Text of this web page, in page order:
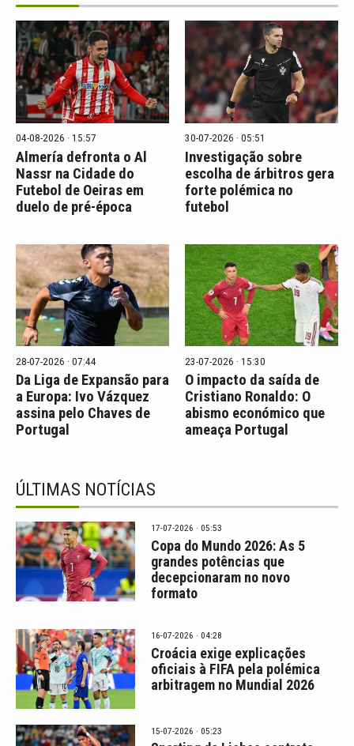
04-08-2026 · 15:57
Almería defronta o Al
Nassr na Cidade do
Futebol de Oeiras em
duelo de pré-época
30-07-2026 · 05:51
Investigação sobre
escolha de árbitros gera
forte polémica no
futebol
28-07-2026 · 07:44
Da Liga de Expansão para
a Europa: Ivo Vázquez
assina pelo Chaves de
Portugal
23-07-2026 · 15:30
O impacto da saída de
Cristiano Ronaldo: O
abismo económico que
ameaça Portugal
ÚLTIMAS NOTÍCIAS
17-07-2026 · 05:53
Copa do Mundo 2026: As 5
grandes potências que
decepcionaram no novo
formato
16-07-2026 · 04:28
Croácia exige explicações
oficiais à FIFA pela polémica
arbitragem no Mundial 2026
15-07-2026 · 05:23